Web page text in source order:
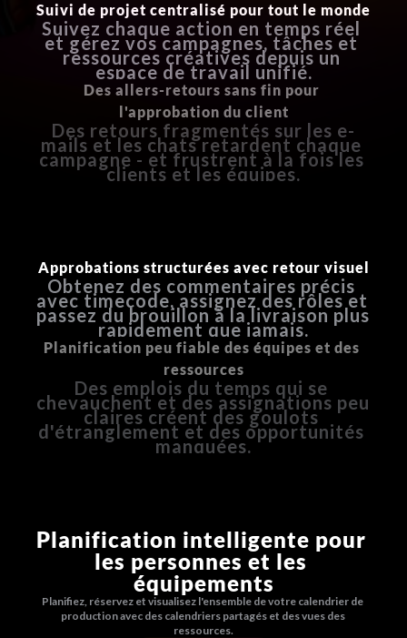
Suivi de projet centralisé pour tout le monde
Suivez chaque action en temps réel
et gérez vos campagnes, tâches et
ressources créatives depuis un
espace de travail unifié.
Des allers-retours sans fin pour
l'approbation du client
Des retours fragmentés sur les e-
mails et les chats retardent chaque
campagne - et frustrent à la fois les
clients et les équipes.
Approbations structurées avec retour visuel
Obtenez des commentaires précis
avec timecode, assignez des rôles et
passez du brouillon à la livraison plus
rapidement que jamais.
Planification peu fiable des équipes et des
ressources
Des emplois du temps qui se
chevauchent et des assignations peu
claires créent des goulots
d'étranglement et des opportunités
manquées.
Planification intelligente pour
les personnes et les
équipements
Planifiez, réservez et visualisez l'ensemble de votre calendrier de
production avec des calendriers partagés et des vues des
ressources.